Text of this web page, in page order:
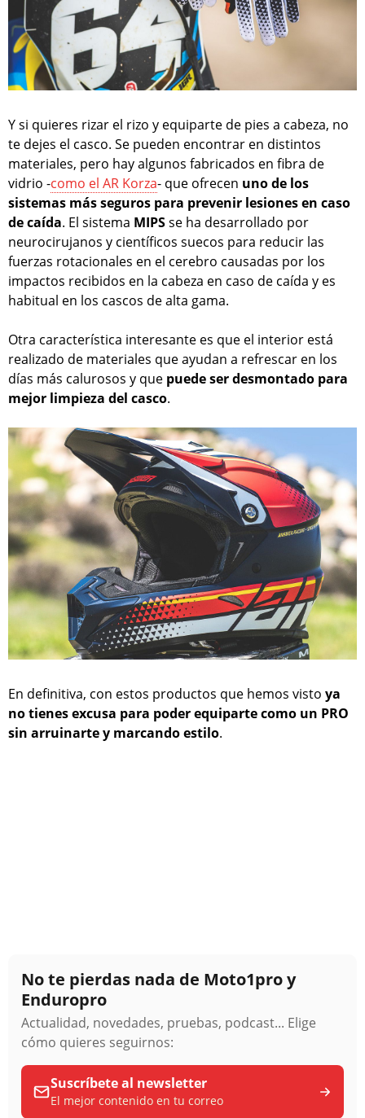
Y si quieres rizar el rizo y equiparte de pies a cabeza, no
te dejes el casco. Se pueden encontrar en distintos
materiales, pero hay algunos fabricados en fibra de
vidrio -como el AR Korza- que ofrecen uno de los
sistemas más seguros para prevenir lesiones en caso
de caída. El sistema MIPSse ha desarrollado por
neurocirujanos y científicos suecos para reducir las
fuerzas rotacionales en el cerebro causadas por los
impactos recibidos en la cabeza en caso de caída y es
habitual en los cascos de alta gama.
Otra característica interesante es que el interior está
realizado de materiales que ayudan a refrescar en los
días más calurosos y que puede ser desmontado para
mejor limpieza del casco.
En definitiva, con estos productos que hemos visto ya
no tienes excusa para poder equiparte como un PRO
sin arruinarte y marcando estilo.
No te pierdas nada de Moto1pro y
Enduropro
Actualidad, novedades, pruebas, podcast... Elige
cómo quieres seguirnos:
Suscríbete al newsletter
El mejor contenido en tu correo